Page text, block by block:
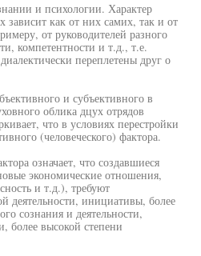
и психологии. Характер
зависит как от них самих, так и от
от руководителей разного
компетентности и т.д., т.е.
переплетены друг о
и субъективного в
облика дцух отрядов
что в условиях перестройки
(человеческого) фактора.
означает, что создавшиеся
экономические отношения,
и т.д.), требуют
деятельности, инициативы, более
сознания и деятельности,
более высокой степени